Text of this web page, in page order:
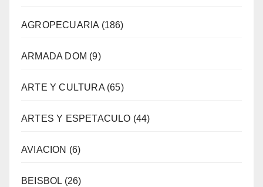
AGROPECUARIA (186)
ARMADA DOM (9)
ARTE Y CULTURA(65)
ARTES Y ESPETACULO (44)
AVIACION (6)
BEISBOL (26)